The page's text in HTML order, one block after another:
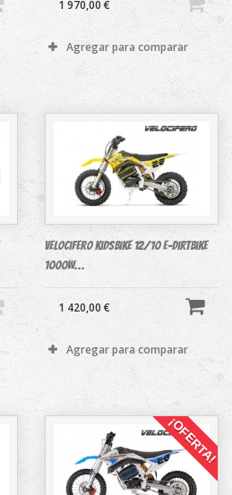
1 970,00 €
Agregar para comparar
Velocifero Kidsbike 12/10 E-Dirtbike
1000W...
1 420,00 €
Agregar para comparar
¡OFERTA!